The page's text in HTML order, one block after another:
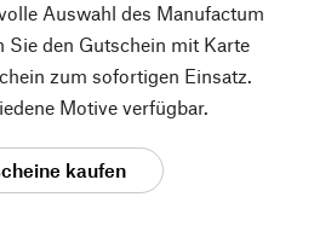
Auswahl des Manufactum
Sie den Gutschein mit Karte
zum sofortigen Einsatz.
Motive verfügbar.
kaufen